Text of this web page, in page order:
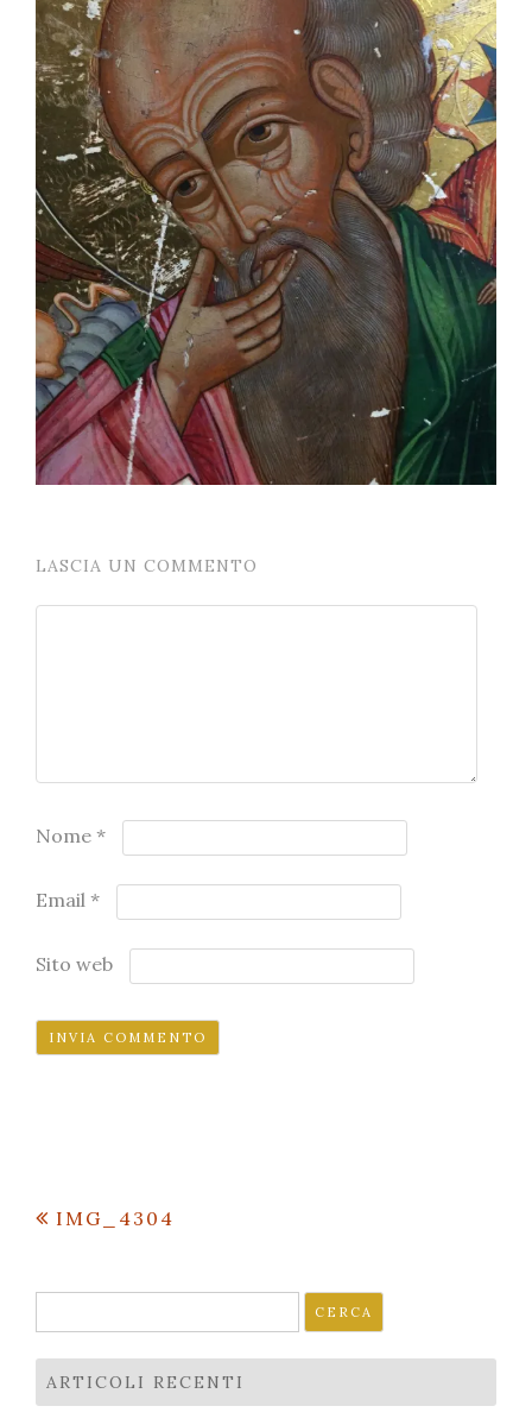
LASCIA UN COMMENTO
Nome *
Email *
Sito web
Navigazione
IMG_4304
per:
ARTICOLI RECENTI